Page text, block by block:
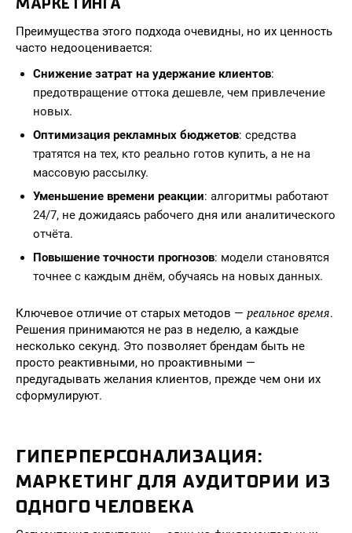
Преимущества этого подхода очевидны, но их ценность
часто недооценивается:
Снижение затрат на удержание клиентов:
предотвращение оттока дешевле, чем привлечение
новых.
Оптимизация рекламных бюджетов: средства
тратятся на тех, кто реально готов купить, а не на
массовую рассылку.
Уменьшение времени реакции: алгоритмы работают
24/7, не дожидаясь рабочего дня или аналитического
отчёта.
Повышение точности прогнозов: модели становятся
точнее с каждым днём, обучаясь на новых данных.
Ключевое отличие от старых методов — реальное время.
Решения принимаются не раз в неделю, а каждые
несколько секунд. Это позволяет брендам быть не
просто реактивными, но проактивными —
предугадывать желания клиентов, прежде чем они их
сформулируют.
ГИПЕРПЕРСОНАЛИЗАЦИЯ:
МАРКЕТИНГ ДЛЯ АУДИТОРИИ ИЗ
ОДНОГО ЧЕЛОВЕКА